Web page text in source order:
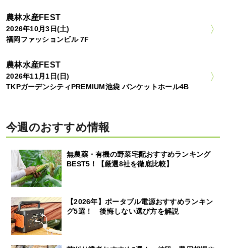
農林水産FEST
2026年10月3日(土)
福岡ファッションビル 7F
農林水産FEST
2026年11月1日(日)
TKPガーデンシティPREMIUM池袋 バンケットホール4B
今週のおすすめ情報
無農薬・有機の野菜宅配おすすめランキング
BEST5！【厳選8社を徹底比較】
【2026年】ポータブル電源おすすめランキン
グ5選！ 後悔しない選び方を解説